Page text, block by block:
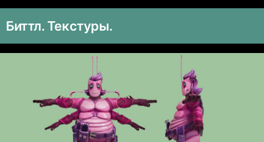
Биттл. Текстуры.